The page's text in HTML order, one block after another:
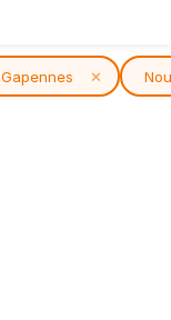
Gapennes ✕